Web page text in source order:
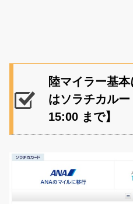
陸マイラー基
はソラチカルー
15:00 まで】